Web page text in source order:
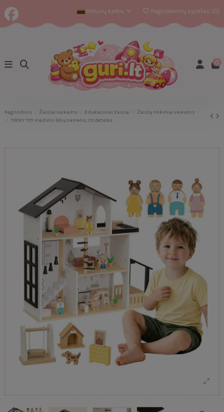
lietuvių kalba Pageidavimų sąrašas (0)
0
Pagrindinis Žaislai vaikams Edukaciniai žaislai
Žaislų rinkiniai vaikams
TOOKY TOY medinis lėlių namelis, 25 detalės